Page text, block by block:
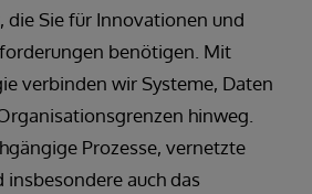
die Sie für Innovationen und
benötigen. Mit
verbinden wir Systeme, Daten
hinweg.
Prozesse, vernetzte
auch das